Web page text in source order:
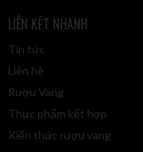
LIÊN KẾT NHANH
Tin tức
Liên hệ
Rượu Vang
Thực phẩm kết hợp
Kiến thức rượu vang